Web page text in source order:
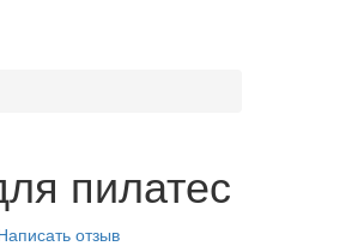
пилатес
отзыв